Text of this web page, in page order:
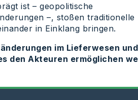
ist – geopolitische
–, stoßen
in Einklang bringen.
im Lieferwesen
den Akteuren ermöglichen